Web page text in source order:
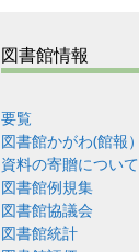
図書館情報
要覧
図書館かがわ(館報）
資料の寄贈について
図書館例規集
図書館協議会
図書館統計